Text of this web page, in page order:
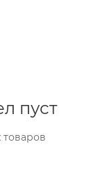
пуст